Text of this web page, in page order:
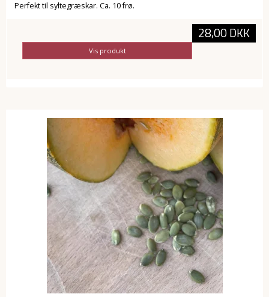
Perfekt til syltegræskar. Ca. 10 frø.
28,00 DKK
Vis produkt